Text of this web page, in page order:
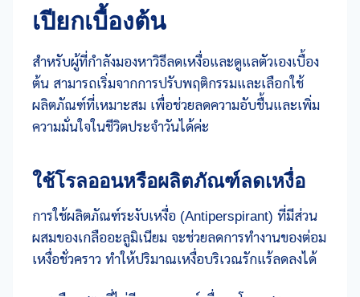
เปียกเบื้องต้น
สำหรับผู้ที่กำลังมองหาวิธีลดเหงื่อและดูแลตัวเองเบื้อง
ต้น สามารถเริ่มจากการปรับพฤติกรรมและเลือกใช้
ผลิตภัณฑ์ที่เหมาะสม เพื่อช่วยลดความอับชื้นและเพิ่ม
ความมั่นใจในชีวิตประจำวันได้ค่ะ
ใช้โรลออนหรือผลิตภัณฑ์ลดเหงื่อ
การใช้ผลิตภัณฑ์ระงับเหงื่อ (Antiperspirant) ที่มีส่วน
ผสมของเกลืออะลูมิเนียม จะช่วยลดการทำงานของต่อม
เหงื่อชั่วคราว ทำให้ปริมาณเหงื่อบริเวณรักแร้ลดลงได้